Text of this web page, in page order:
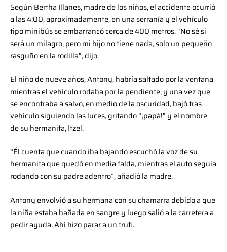
Según Bertha Illanes, madre de los niños, el accidente ocurrió
a las 4:00, aproximadamente, en una serranía y el vehículo
tipo minibús se embarrancó cerca de 400 metros. “No sé si
será un milagro, pero mi hijo no tiene nada, solo un pequeño
rasguño en la rodilla”, dijo.
El niño de nueve años, Antony, habría saltado por la ventana
mientras el vehículo rodaba por la pendiente, y una vez que
se encontraba a salvo, en medio de la oscuridad, bajó tras
vehículo siguiendo las luces, gritando “¡papá!” y el nombre
de su hermanita, Itzel.
“Él cuenta que cuando iba bajando escuchó la voz de su
hermanita que quedó en media falda, mientras el auto seguía
rodando con su padre adentro”, añadió la madre.
Antony envolvió a su hermana con su chamarra debido a que
la niña estaba bañada en sangre y luego salió a la carretera a
pedir ayuda. Ahí hizo parar a un trufi.